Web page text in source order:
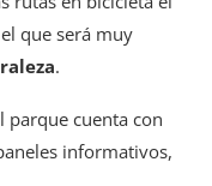
que será muy
.
parque cuenta con
informativos,